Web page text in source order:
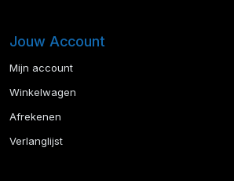
Jouw Account
Mijn account
Winkelwagen
Afrekenen
Verlanglijst